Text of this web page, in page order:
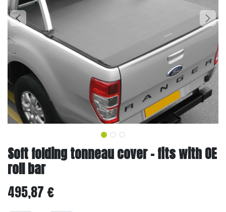
Soft folding tonneau cover - fits with OE
roll bar
495,87 €